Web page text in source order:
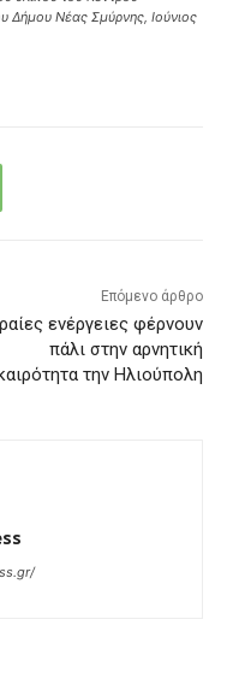
Δήμου Νέας Σμύρνης, Ιούνιος
Επόμενο άρθρο
ενέργειες φέρνουν
πάλι στην αρνητική
την Ηλιούπολη